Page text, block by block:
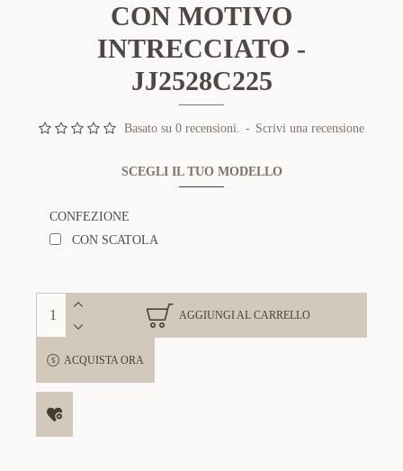
CON MOTIVO
INTRECCIATO -
JJ2528C225
Basato su 0 recensioni. - Scrivi una recensione
SCEGLI IL TUO MODELLO
CONFEZIONE
CON SCATOLA
AGGIUNGI AL CARRELLO
ACQUISTA ORA